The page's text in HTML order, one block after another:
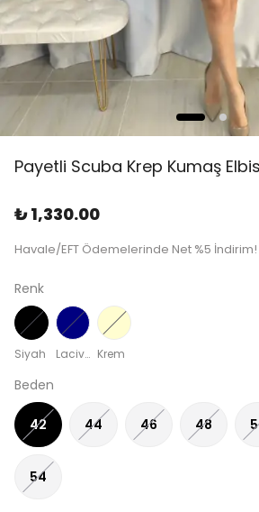
Payetli Scuba Krep Kumaş
₺ 1,330.00
Havale/EFT Ödemelerinde Net %5 İndirim!
Renk
Siyah Lacivert Krem
Beden
42 44 46 48
54